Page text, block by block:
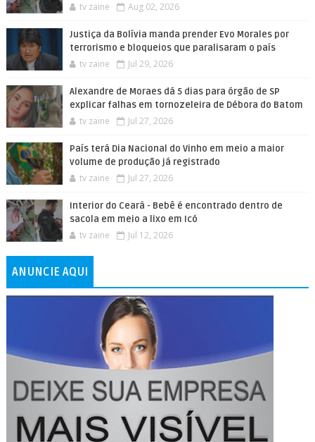
tv zaine Aug 02, 2026
Justiça da Bolívia manda prender Evo Morales por
terrorismo e bloqueios que paralisaram o país
tv zaine Jul 29, 2026
Alexandre de Moraes dá 5 dias para órgão de SP
explicar falhas em tornozeleira de Débora do Batom
tv zaine Jul 27, 2026
País terá Dia Nacional do Vinho em meio a maior
volume de produção já registrado
tv zaine Jul 27, 2026
Interior do Ceará - Bebê é encontrado dentro de
sacola em meio a lixo em Icó
tv zaine Jul 12, 2026
ANUNCIE AQUI